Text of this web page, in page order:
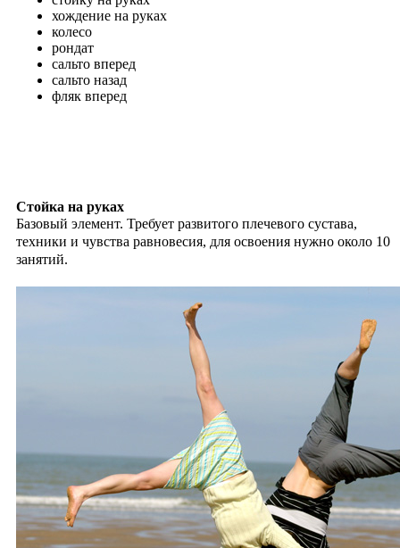
хождение на руках
колесо
рондат
сальто вперед
сальто назад
фляк вперед
Стойка на руках
Базовый элемент. Требует развитого плечевого сустава,
техники и чувства равновесия, для освоения нужно около 10
занятий.